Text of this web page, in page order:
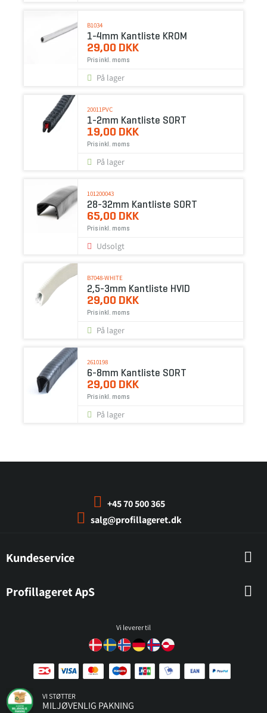
B1034
1-4mm Kantliste KROM
29,00 DKK
Pris inkl. moms
På lager
20011PVC
1-2mm Kantliste SORT
19,00 DKK
Pris inkl. moms
På lager
101200043
28-32mm Kantliste SORT
65,00 DKK
Pris inkl. moms
Udsolgt
B7048-WHITE
2,5-3mm Kantliste HVID
29,00 DKK
Pris inkl. moms
På lager
2610198
6-8mm Kantliste SORT
29,00 DKK
Pris inkl. moms
På lager
+45 70 500 365
salg@profillageret.dk
Kundeservice
Profillageret ApS
Vi leverer til
VI STØTTER
MILJØVENLIG PAKNING